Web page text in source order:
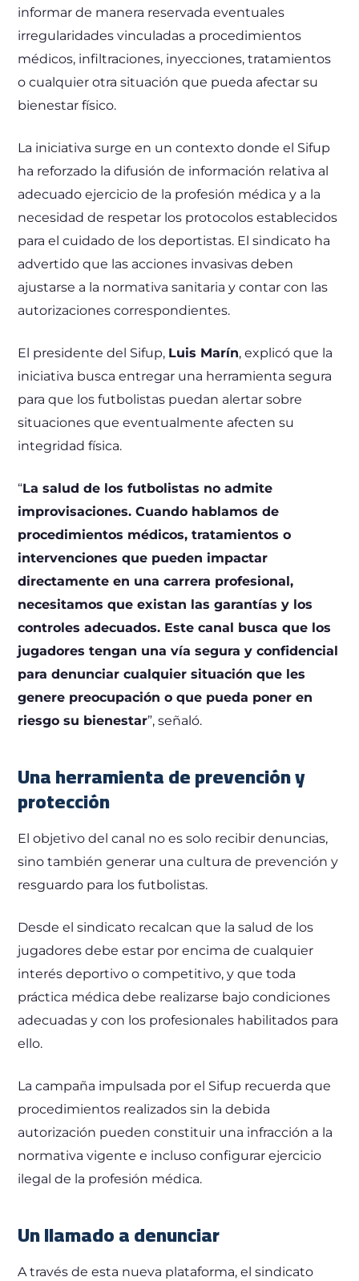
informar de manera reservada eventuales
irregularidades vinculadas a procedimientos
médicos, infiltraciones, inyecciones, tratamientos
o cualquier otra situación que pueda afectar su
bienestar físico.
La iniciativa surge en un contexto donde el Sifup
ha reforzado la difusión de información relativa al
adecuado ejercicio de la profesión médica y a la
necesidad de respetar los protocolos establecidos
para el cuidado de los deportistas. El sindicato ha
advertido que las acciones invasivas deben
ajustarse a la normativa sanitaria y contar con las
autorizaciones correspondientes.
El presidente del Sifup, Luis Marín, explicó que la
iniciativa busca entregar una herramienta segura
para que los futbolistas puedan alertar sobre
situaciones que eventualmente afecten su
integridad física.
“La salud de los futbolistas no admite
improvisaciones. Cuando hablamos de
procedimientos médicos, tratamientos o
intervenciones que pueden impactar
directamente en una carrera profesional,
necesitamos que existan las garantías y los
controles adecuados. Este canal busca que los
jugadores tengan una vía segura y confidencial
para denunciar cualquier situación que les
genere preocupación o que pueda poner en
riesgo su bienestar”, señaló.
Una herramienta de prevención y
protección
El objetivo del canal no es solo recibir denuncias,
sino también generar una cultura de prevención y
resguardo para los futbolistas.
Desde el sindicato recalcan que la salud de los
jugadores debe estar por encima de cualquier
interés deportivo o competitivo, y que toda
práctica médica debe realizarse bajo condiciones
adecuadas y con los profesionales habilitados para
ello.
La campaña impulsada por el Sifup recuerda que
procedimientos realizados sin la debida
autorización pueden constituir una infracción a la
normativa vigente e incluso configurar ejercicio
ilegal de la profesión médica.
Un llamado a denunciar
A través de esta nueva plataforma, el sindicato